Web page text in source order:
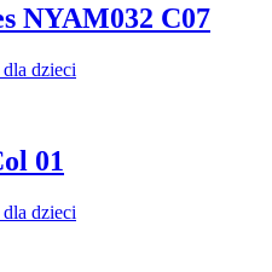
NYAM032 C07
dzieci
01
dzieci